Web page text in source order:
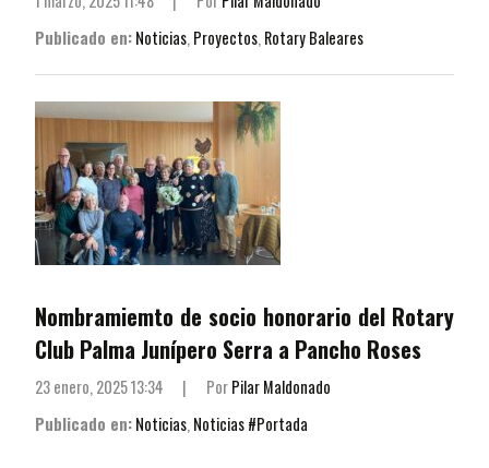
Publicado en:Noticias, Proyectos, Rotary Baleares
Nombramiemto de socio honorario del Rotary
Club Palma Junípero Serra a Pancho Roses
23 enero, 2025 13:34 | PorPilar Maldonado
Publicado en:Noticias,Noticias #Portada